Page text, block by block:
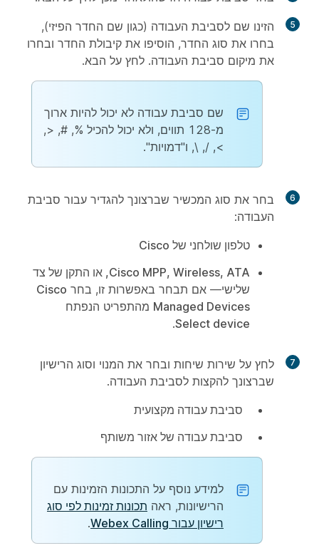
5
הזינו שם לסביבת העבודה (כגון שם החדר הפיזי),
בחרו את סוג החדר, הוסיפו את קיבולת החדר ובחרו
את מיקום סביבת העבודה. לחץ על הבא.
שם סביבת עבודה לא יכול להיות ארוך
מ-128 תווים, ולא יכול להכיל %, #, <,
>, /, \, ו"דמויות".
6
בחר את סוג המכשיר שברצונך להגדיר עבור סביבת
העבודה:
טלפון שולחני של Cisco
Cisco MPP, Wireless, ATA, או התקן של צד
שלישי— אם תבחר באפשרות זו, בחר Cisco
Managed Devices מהתפריט הנפתח
Select device
.
7 לחץ על שירות שיחות ובחר את המנוי וסוג הרישיון
שברצונך להקצות לסביבת העבודה.
סביבת עבודה מקצועית
סביבת עבודה של אזור משותף
למידע נוסף על התכונות הזמינות עם
הרישיונות, ראה תכונות זמינות לפי סוג
רישיון עבור Webex Calling
.